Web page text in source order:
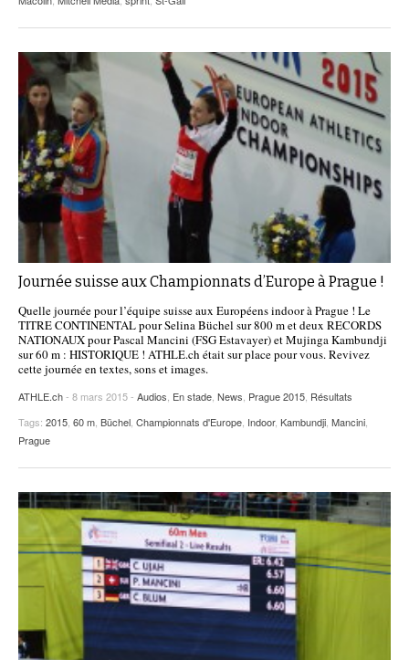
Journée suisse aux Championnats d’Europe à Prague !
Quelle journée pour l’équipe suisse aux Européens indoor à Prague ! Le
TITRE CONTINENTAL pour Selina Büchel sur 800 m et deux RECORDS
NATIONAUX pour Pascal Mancini (FSG Estavayer) et Mujinga Kambundji
sur 60 m : HISTORIQUE ! ATHLE.ch était sur place pour vous. Revivez
cette journée en textes, sons et images.
ATHLE.ch- 8 mars 2015 - Audios En stade News Prague 2015 Résultats
Tags: 2015 60 m Büchel Championnats d'Europe Indoor, Kambundji Mancini
Prague